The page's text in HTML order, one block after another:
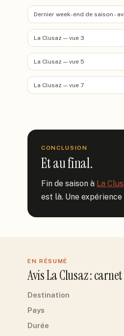
Dernier week-end de saison -
La Clusaz — vue 3
La Clusaz — vue 5
La Clusaz — vue 7
CONCLUSION
Et au final.
Fin de saison à La
est là. Une
EN RÉSUMÉ
AvisLa Clusaz:
Destination
Pays
Durée